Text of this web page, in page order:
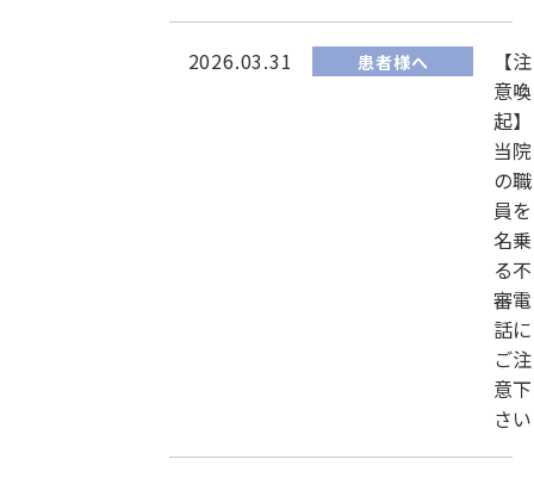
2026.03.31 患者様へ
【注
意喚
起】
当院
の職
員を
名乗
る不
審電
話に
ご注
意下
さい